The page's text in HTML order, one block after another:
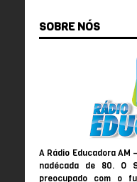
SOBRE NÓS
A Rádio Educadora
nadécada de 80. O
preocupado com o